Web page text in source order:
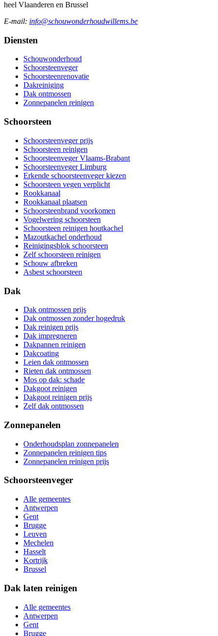
heel Vlaanderen en Brussel
E-mail: info@schouwonderhoudwillems.be
Diensten
Schouwonderhoud
Schoorsteenveger
Schoorsteenrenovatie
Dakreiniging
Dak ontmossen
Zonnepanelen reinigen
Schoorsteen
Schoorsteenveger prijs
Schoorsteen reinigen
Schoorsteenveger Vlaams-Brabant
Schoorsteenveger Limburg
Erkende schoorsteenveger kiezen
Schoorsteen vegen verplicht
Rookkanaal
Rookkanaal plaatsen
Schoorsteenbrand voorkomen
Vogelwering schoorsteen
Schoorsteen reinigen houtkachel
Mazoutkachel onderhoud
Reinigingsblok schoorsteen
Zelf schoorsteen reinigen
Schouw afbreken
Asbest schoorsteen
Dak
Dak ontmossen prijs
Dak ontmossen zonder hogedruk
Dak reinigen prijs
Dak impregneren
Dakpannen reinigen
Dakcoating
Leien dak ontmossen
Rieten dak ontmossen
Mos op dak: schade
Dakgoot reinigen
Dakgoot reinigen prijs
Zelf dak ontmossen
Zonnepanelen
Onderhoudsplan zonnepanelen
Zonnepanelen reinigen tips
Zonnepanelen reinigen prijs
Schoorsteenveger
Alle gemeentes
Antwerpen
Gent
Brugge
Leuven
Mechelen
Hasselt
Kortrijk
Brussel
Dak laten reinigen
Alle gemeentes
Antwerpen
Gent
Brugge